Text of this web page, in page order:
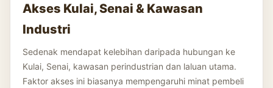
Akses Kulai, Senai & Kawasan
Industri
Sedenak mendapat kelebihan daripada hubungan ke
Kulai, Senai, kawasan perindustrian dan laluan utama.
Faktor akses ini biasanya mempengaruhi minat pembeli